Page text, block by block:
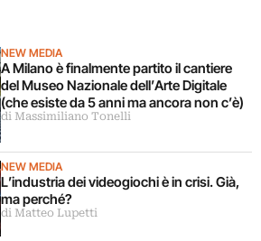
NEW MEDIA
A Milano è finalmente partito il cantiere
del Museo Nazionale dell’Arte Digitale
(che esiste da 5 anni ma ancora non c’è)
di Massimiliano Tonelli
NEW MEDIA
L’industria dei videogiochi è in crisi. Già,
ma perché?
di Matteo Lupetti